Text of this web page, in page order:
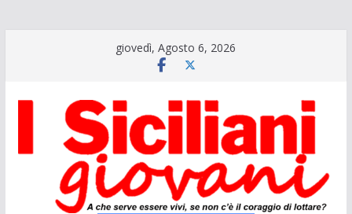
giovedì, Agosto 6, 2026